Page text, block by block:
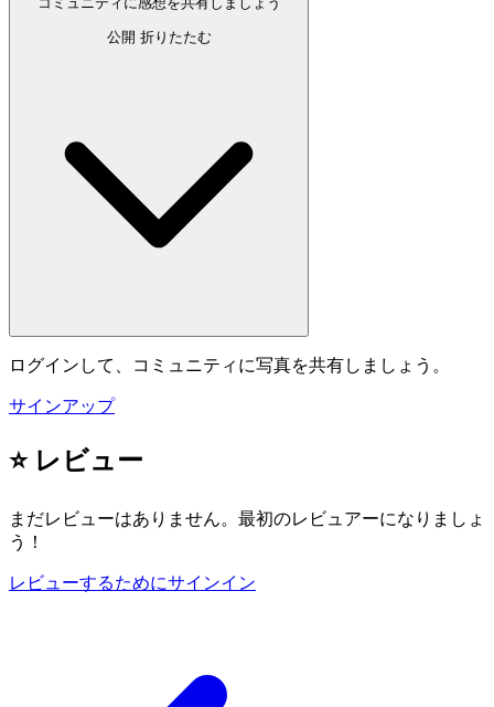
公開 折りたたむ
ログインして、コミュニティに写真を共有しましょう。
サインアップ
⭐ レビュー
まだレビューはありません。最初のレビュアーになりましょ
う！
レビューするためにサインイン